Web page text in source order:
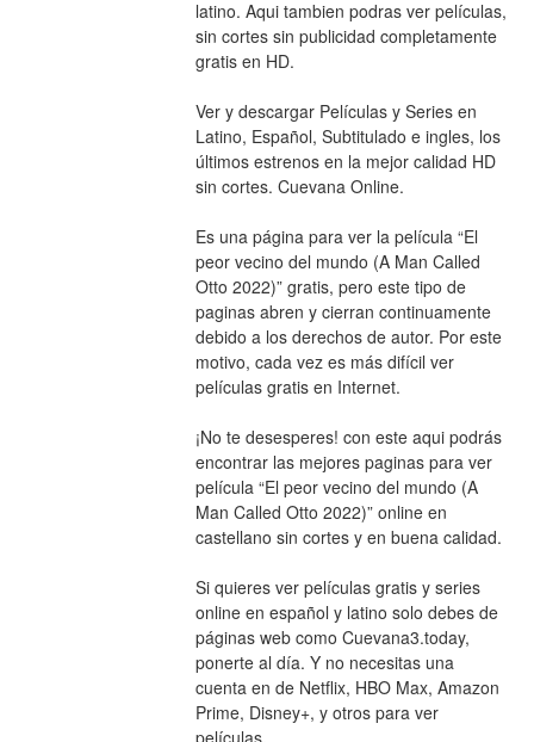
latino. Aqui tambien podras ver películas,
sin cortes sin publicidad completamente
gratis en HD.
Ver y descargar Películas y Series en
Latino, Español, Subtitulado e ingles, los
últimos estrenos en la mejor calidad HD
sin cortes. Cuevana Online.
Es una página para ver la película “El
peor vecino del mundo (A Man Called
Otto 2022)” gratis, pero este tipo de
paginas abren y cierran continuamente
debido a los derechos de autor. Por este
motivo, cada vez es más difícil ver
películas gratis en Internet.
¡No te desesperes! con este aqui podrás
encontrar las mejores paginas para ver
película “El peor vecino del mundo (A
Man Called Otto 2022)” online en
castellano sin cortes y en buena calidad.
Si quieres ver películas gratis y series
online en español y latino solo debes de
páginas web como Cuevana3.today,
ponerte al día. Y no necesitas una
cuenta en de Netflix, HBO Max, Amazon
Prime, Disney+, y otros para ver